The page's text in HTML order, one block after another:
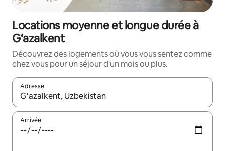
Locations moyenne et longue durée à
G‘azalkent
Découvrez des logements où vous vous sentez comme
chez vous pour un séjour d'un mois ou plus.
Adresse
Lorsque les résultats s'affichent, utilisez les flèches vers le
Arrivée